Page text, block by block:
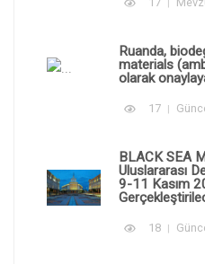
Ruanda,
materials
olarak
17
BLACK SEA
Uluslararası
9-11 Kasım
18